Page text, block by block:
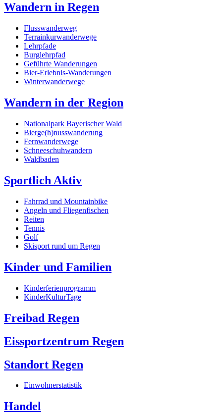
Wandern in Regen
Flusswanderweg
Terrainkurwanderwege
Lehrpfade
Burglehrpfad
Geführte Wanderungen
Bier-Erlebnis-Wanderungen
Winterwanderwege
Wandern in der Region
Nationalpark Bayerischer Wald
Bierge(h)nusswanderung
Fernwanderwege
Schneeschuhwandern
Waldbaden
Sportlich Aktiv
Fahrrad und Mountainbike
Angeln und Fliegenfischen
Reiten
Tennis
Golf
Skisport rund um Regen
Kinder und Familien
Kinderferienprogramm
KinderKulturTage
Freibad Regen
Eissportzentrum Regen
Standort Regen
Einwohnerstatistik
Handel